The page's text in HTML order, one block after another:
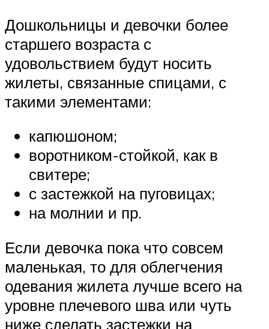
Дошкольницы и девочки более
старшего возраста с
удовольствием будут носить
жилеты, связанные спицами, с
такими элементами:
капюшоном;
воротником-стойкой, как в
свитере;
с застежкой на пуговицах;
на молнии и пр.
Если девочка пока что совсем
маленькая, то для облегчения
одевания жилета лучше всего на
уровне плечевого шва или чуть
ниже сделать застежки на